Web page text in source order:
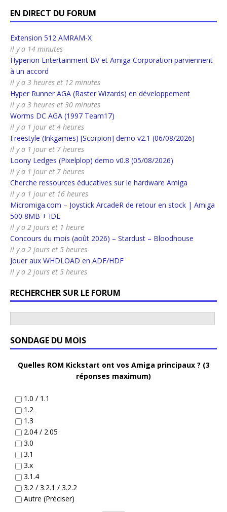
EN DIRECT DU FORUM
Extension 512 AMRAM-X
il y a 14 minutes
Hyperion Entertainment BV et Amiga Corporation parviennent
à un accord
il y a 3 heures et 12 minutes
Hyper Runner AGA (Raster Wizards) en développement
il y a 3 heures et 30 minutes
Worms DC AGA (1997 Team17)
il y a 1 jour et 4 heures
Freestyle (Inkgames) [Scorpion] demo v2.1 (06/08/2026)
il y a 1 jour et 7 heures
Loony Ledges (Pixelplop) demo v0.8 (05/08/2026)
il y a 1 jour et 7 heures
Cherche ressources éducatives sur le hardware Amiga
il y a 1 jour et 16 heures
Micromiga.com – Joystick ArcadeR de retour en stock | Amiga
500 8MB + IDE
il y a 2 jours et 1 heure
Concours du mois (août 2026) – Stardust – Bloodhouse
il y a 2 jours et 5 heures
Jouer aux WHDLOAD en ADF/HDF
il y a 2 jours et 5 heures
RECHERCHER SUR LE FORUM
SONDAGE DU MOIS
Quelles ROM Kickstart ont vos Amiga principaux ? (3
réponses maximum)
1.0 / 1.1
1.2
1.3
2.04 / 2.05
3.0
3.1
3.x
3.1.4
3.2 / 3.2.1 / 3.2.2
Autre (Préciser)